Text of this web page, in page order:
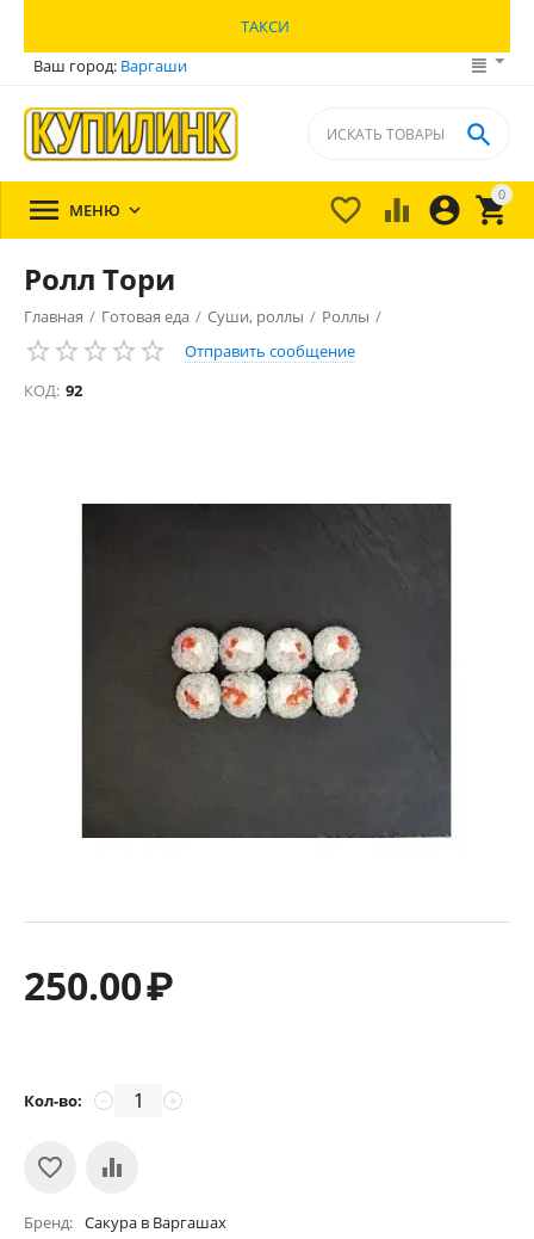
ТАКСИ
Ваш город: Варгаши
0


 

 МЕНЮ 
Ролл Тори
Главная / Готовая еда / Суши, роллы / Роллы /
Отправить сообщение
КОД: 92
250.00₽
Кол-во: +
−
Бренд Сакура в Варгашах